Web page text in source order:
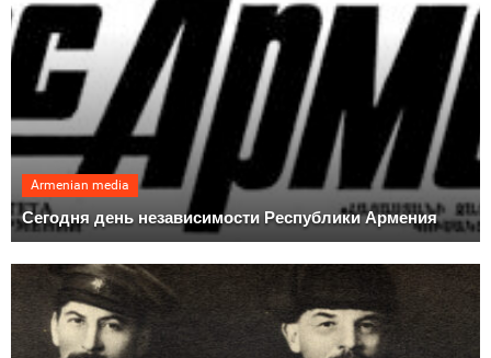
Armenian media
Сегодня день независимости Республики Армения